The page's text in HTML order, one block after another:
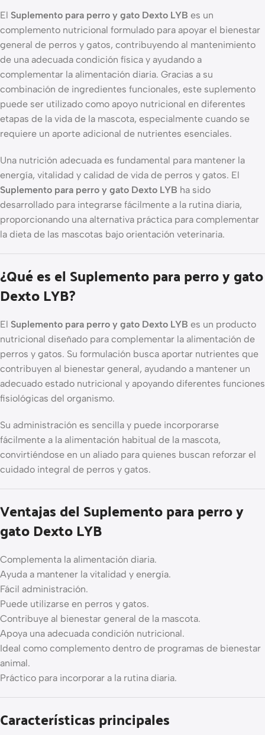
El Suplemento para perro y gato Dexto LYB es un
complemento nutricional formulado para apoyar el bienestar
general de perros y gatos, contribuyendo al mantenimiento
de una adecuada condición física y ayudando a
complementar la alimentación diaria. Gracias a su
combinación de ingredientes funcionales, este suplemento
puede ser utilizado como apoyo nutricional en diferentes
etapas de la vida de la mascota, especialmente cuando se
requiere un aporte adicional de nutrientes esenciales.
Una nutrición adecuada es fundamental para mantener la
energía, vitalidad y calidad de vida de perros y gatos. El
Suplemento para perro y gato Dexto LYB ha sido
desarrollado para integrarse fácilmente a la rutina diaria,
proporcionando una alternativa práctica para complementar
la dieta de las mascotas bajo orientación veterinaria.
¿Qué es el Suplemento para perro y gato
Dexto LYB?
El Suplemento para perro y gato Dexto LYB es un producto
nutricional diseñado para complementar la alimentación de
perros y gatos. Su formulación busca aportar nutrientes que
contribuyen al bienestar general, ayudando a mantener un
adecuado estado nutricional y apoyando diferentes funciones
fisiológicas del organismo.
Su administración es sencilla y puede incorporarse
fácilmente a la alimentación habitual de la mascota,
convirtiéndose en un aliado para quienes buscan reforzar el
cuidado integral de perros y gatos.
Ventajas del Suplemento para perro y
gato Dexto LYB
Complementa la alimentación diaria.
Ayuda a mantener la vitalidad y energía.
Fácil administración.
Puede utilizarse en perros y gatos.
Contribuye al bienestar general de la mascota.
Apoya una adecuada condición nutricional.
Ideal como complemento dentro de programas de bienestar
animal.
Práctico para incorporar a la rutina diaria.
Características principales